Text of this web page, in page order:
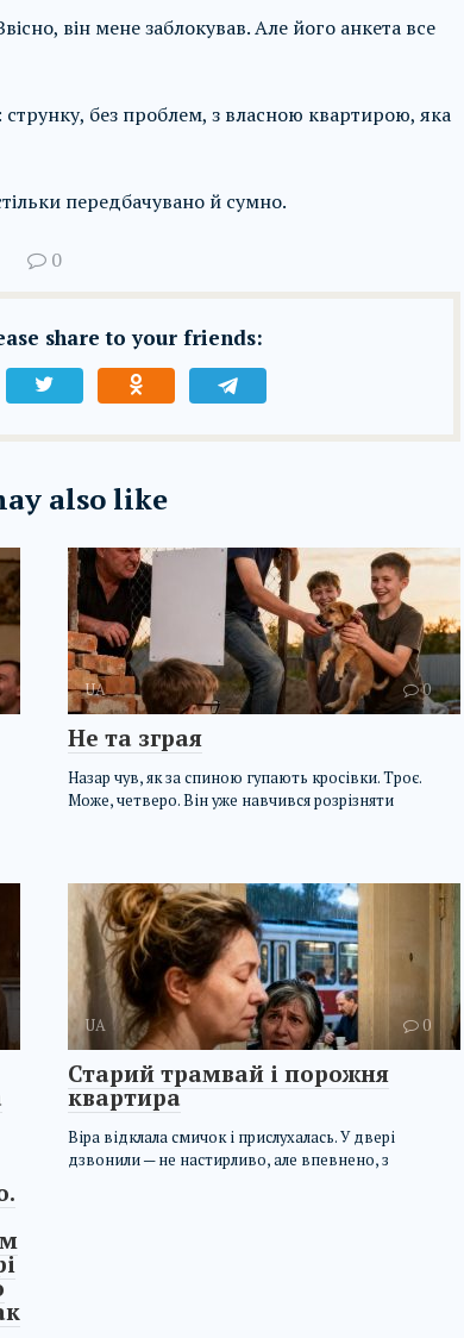
він мене заблокував. Але його анкета все
струнку, без проблем, з власною квартирою, яка
передбачувано й сумно.
0
share to your friends:
also like
UA 0
Не та зграя
Назар чув, як за спиною гупають кросівки. Троє.
Може, четверо. Він уже навчився розрізняти
UA 0
Старий трамвай і порожня
квартира
Віра відклала смичок і прислухалась. У двері
дзвонили — не настирливо, але впевнено, з